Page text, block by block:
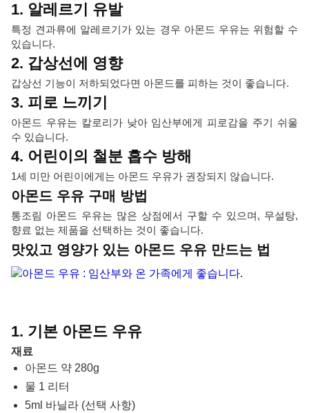
1. 알레르기 유발
특정 견과류에 알레르기가 있는 경우 아몬드 우유는 위험할 수
있습니다.
2. 갑상선에 영향
갑상선 기능이 저하되었다면 아몬드를 피하는 것이 좋습니다.
3. 피로 느끼기
아몬드 우유는 칼로리가 낮아 임산부에게 피로감을 주기 쉬울
수 있습니다.
4. 어린이의 철분 흡수 방해
1세 미만 어린이에게는 아몬드 우유가 권장되지 않습니다.
아몬드 우유 구매 방법
통조림 아몬드 우유는 많은 상점에서 구할 수 있으며, 무설탕,
향료 없는 제품을 선택하는 것이 좋습니다.
맛있고 영양가 있는 아몬드 우유 만드는 법
1. 기본 아몬드 우유
재료
아몬드 약 280g
물 1 리터
5ml 바닐라 (선택 사항)